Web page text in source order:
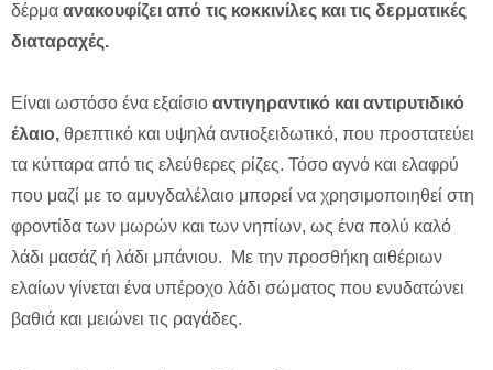
δέρμα ανακουφίζει από τις κοκκινίλες και τις δερματικές
διαταραχές.
Είναι ωστόσο ένα εξαίσιο αντιγηραντικό και αντιρυτιδικό
έλαιο, θρεπτικό και υψηλά αντιοξειδωτικό, που προστατεύει
τα κύτταρα από τις ελεύθερες ρίζες. Τόσο αγνό και ελαφρύ
που μαζί με το αμυγδαλέλαιο μπορεί να χρησιμοποιηθεί στη
φροντίδα των μωρών και των νηπίων, ως ένα πολύ καλό
λάδι μασάζ ή λάδι μπάνιου. Mε την προσθήκη αιθέριων
ελαίων γίνεται ένα υπέροχο λάδι σώματος που ενυδατώνει
βαθιά και μειώνει τις ραγάδες.